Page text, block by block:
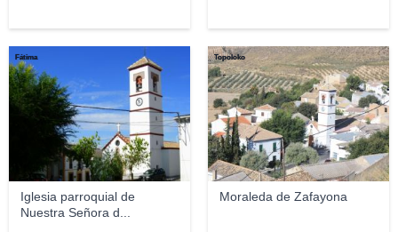
Iglesia parroquial de
Nuestra Señora d...
Fátima
Moraleda de Zafayona
Topoloko